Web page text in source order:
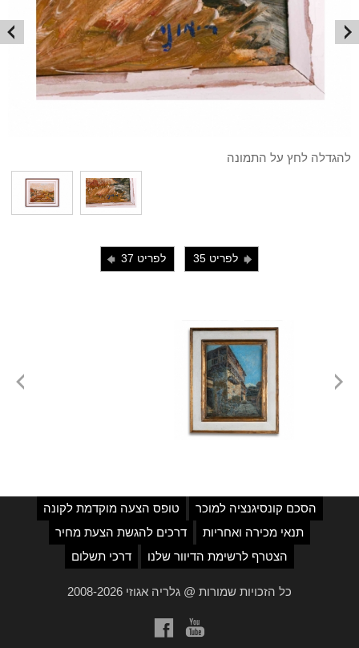
להגדלה לחץ על התמונה
j לפריט 35 i לפריט 37
הסכם קונסיגנציה למוכר
טופס הצעה מוקדמת לקונה
תנאי מכירה ואחריות
דרכים להגשת הצעת מחיר
הצטרף לרשימת הדיוור שלנו
דרכי תשלום
כל הזכויות שמורות @ גלריה אגוזי 2008-2026
a b